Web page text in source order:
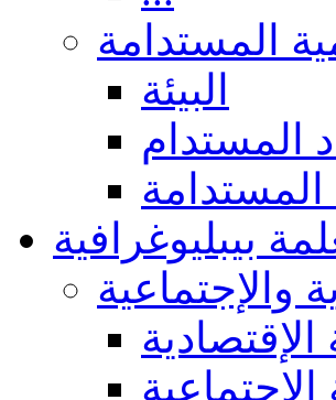
المستدامة
البيئة
المستدام
بيبليوغرافية
والإجتماعية
الإقتصادية
الإجتماعية